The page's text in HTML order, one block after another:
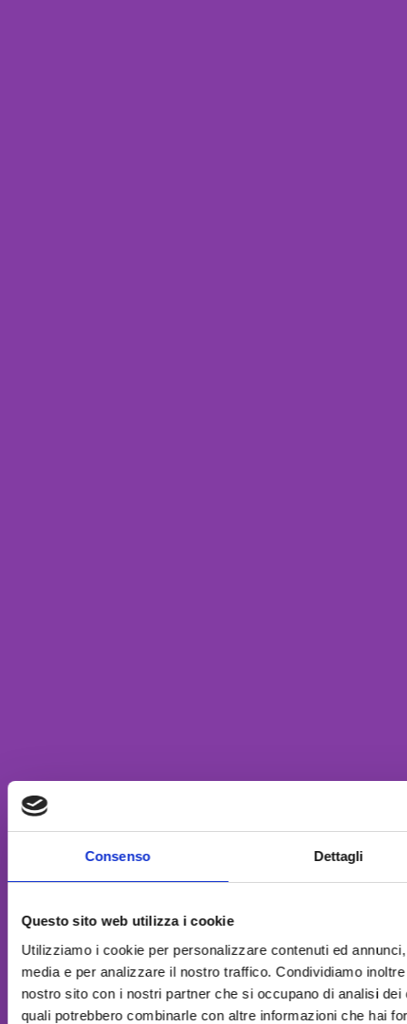
Consenso Dettagli
Questo sito web utilizza i cookie
Utilizziamo i cookie per personalizzare contenuti ed
media e per analizzare il nostro traffico. Condividiamo
nostro sito con i nostri partner che si occupano di analisi
quali potrebbero combinarle con altre informazioni che hai